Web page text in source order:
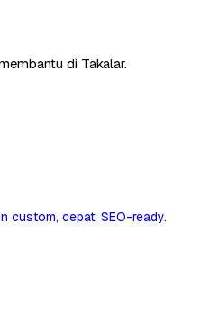
di Takalar.
custom, cepat, SEO-ready.